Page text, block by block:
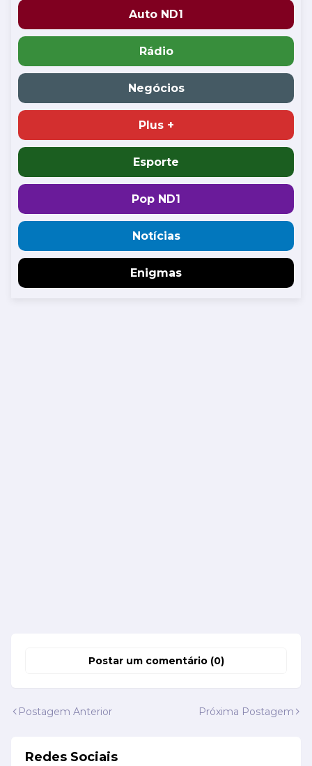
Auto ND1
Rádio
Negócios
Plus +
Esporte
Pop ND1
Notícias
Enigmas
Postar um comentário (0)
Postagem Anterior Próxima Postagem
Redes Sociais